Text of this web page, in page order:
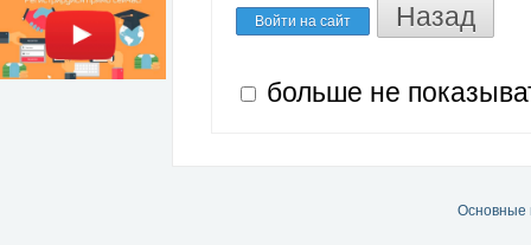
Войти на сайт Назад
больше не
Основные